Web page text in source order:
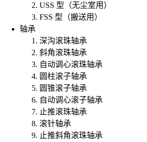
USS 型（无尘室用）
FSS 型（搬送用）
轴承
深沟滚珠轴承
斜角滚珠轴承
自动调心滚珠轴承
圆柱滚子轴承
圆锥滚子轴承
自动调心滚子轴承
止推滚珠轴承
滚针轴承
止推斜角滚珠轴承